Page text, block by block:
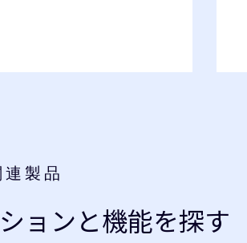
連製品
ョンと機能を探す